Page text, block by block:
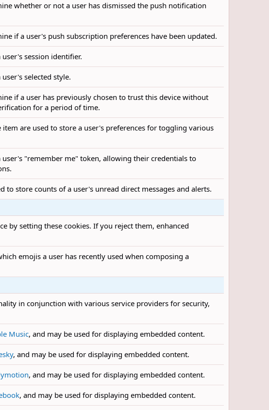
whether or not a user has dismissed the push notification
if a user's push subscription preferences have been updated.
session identifier.
selected style.
if a user has previously chosen to trust this device without
for a period of time.
item are used to store a user's preferences for toggling various
user's "remember me" token, allowing their credentials to
to store counts of a user's unread direct messages and alerts.
by setting these cookies. If you reject them, enhanced
emojis a user has recently used when composing a
in conjunction with various service providers for security,
Music, and may be used for displaying embedded content.
, and may be used for displaying embedded content.
, and may be used for displaying embedded content.
, and may be used for displaying embedded content.